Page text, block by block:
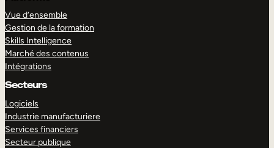
Vue d’ensemble
Gestion de la formation
Skills Intelligence
Marché des contenus
Intégrations
Secteurs
Logiciels
Industrie manufacturiere
Services financiers
Secteur publique